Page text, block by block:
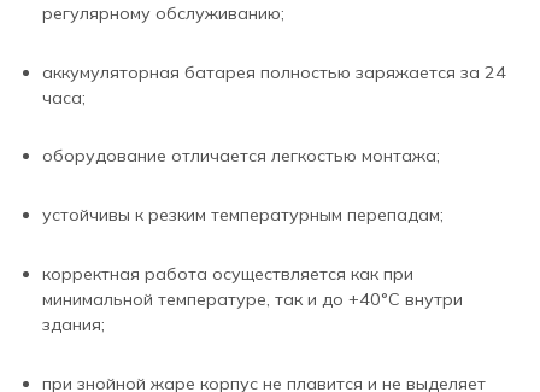
регулярному обслуживанию;
аккумуляторная батарея полностью заряжается за 24
часа;
оборудование отличается легкостью монтажа;
устойчивы к резким температурным перепадам;
корректная работа осуществляется как при
минимальной температуре, так и до +40°С внутри
здания;
при знойной жаре корпус не плавится и не выделяет